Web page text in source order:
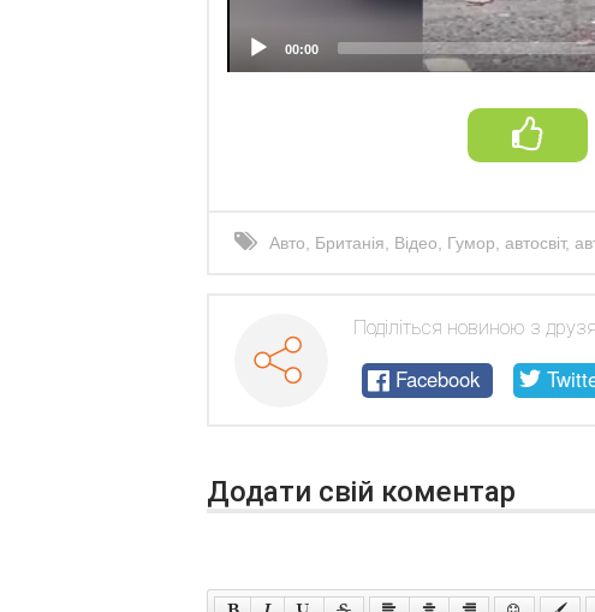
00:00
Авто Британія Відео Гумор автосвіт,
Поділіться новиною з
Facebook
Додати свій коментар